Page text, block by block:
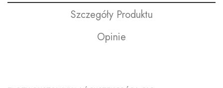
Szczegóły Produktu
Opinie